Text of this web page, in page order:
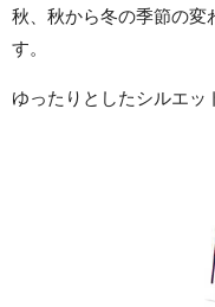
秋、秋から冬の季節の変
す。
ゆったりとしたシルエッ